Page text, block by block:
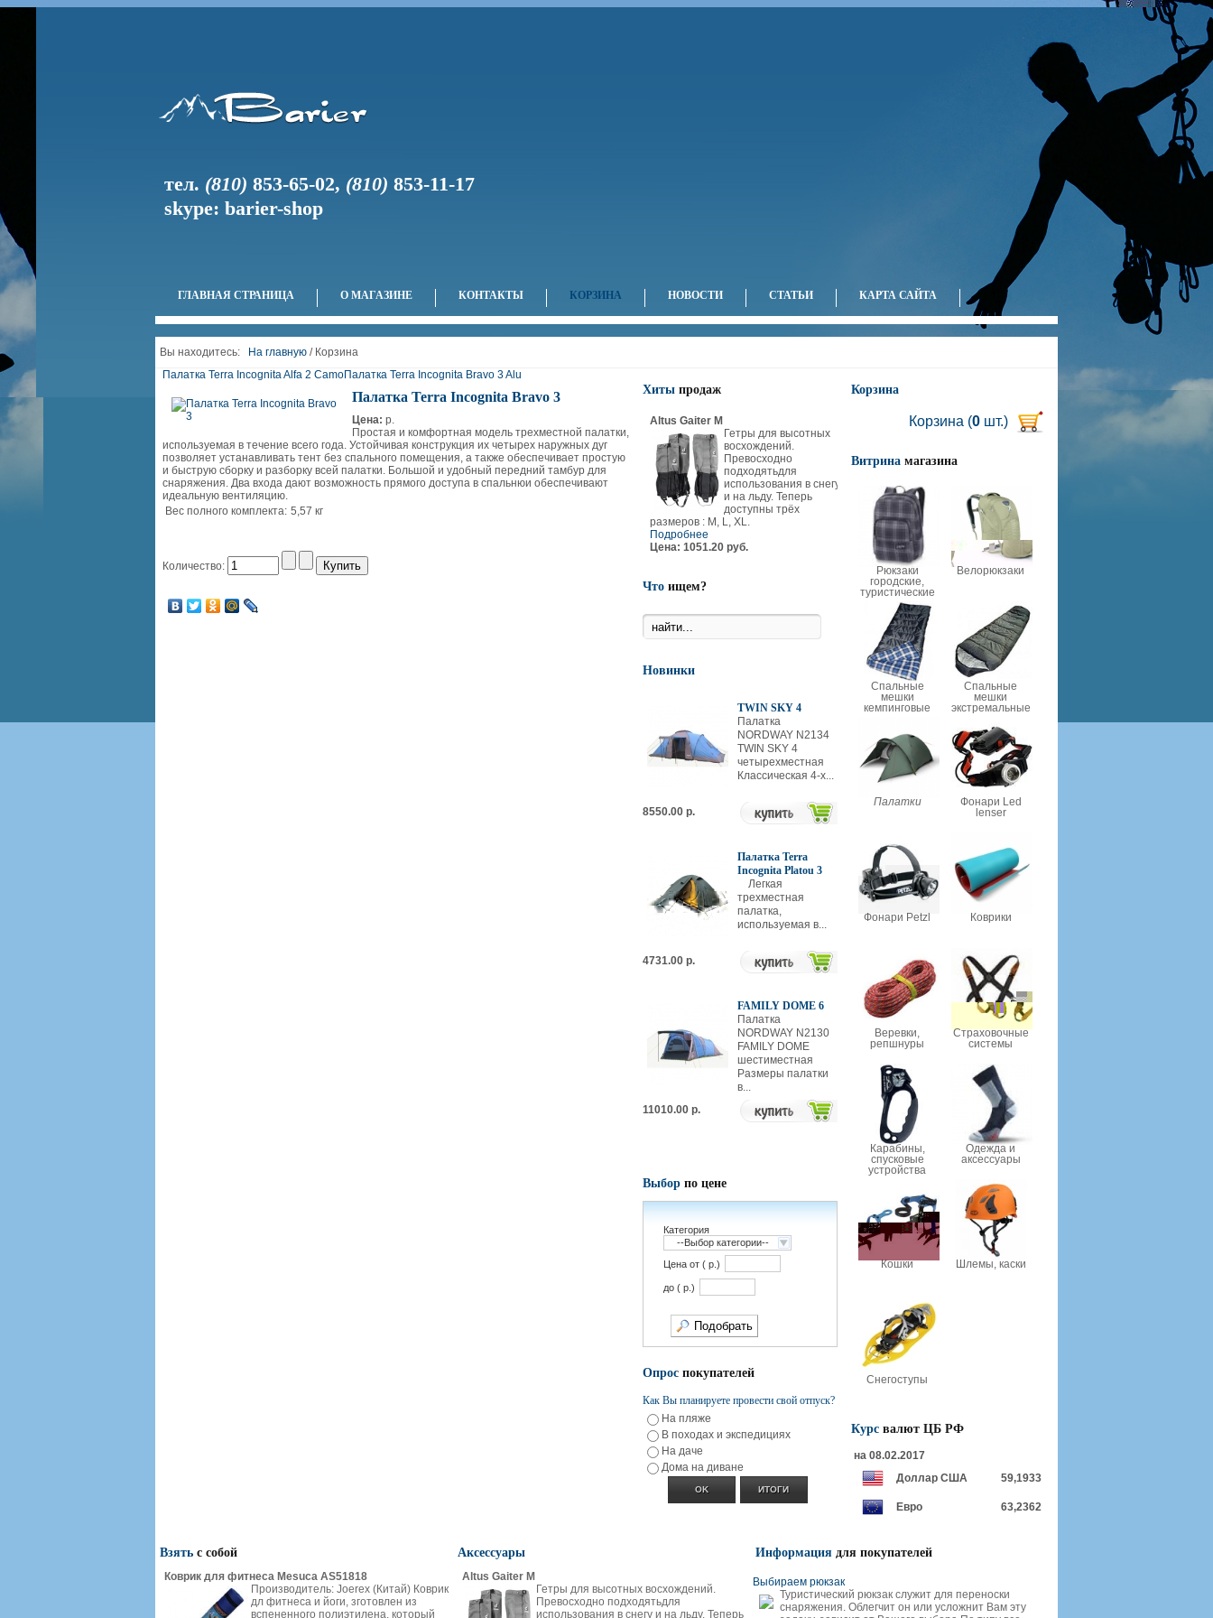
тел. (810) 853-65-02, (810) 853-11-17
skype: barier-shop
ГЛАВНАЯ СТРАНИЦА О МАГАЗИНЕ КОНТАКТЫ КОРЗИНА НОВОСТИ СТАТЬИ КАРТА САЙТА
Вы находитесь: На главную / Корзина
Палатка Terra Incognita Alfa 2 CamoПалатка Terra Incognita Bravo 3 Alu
Палатка Terra Incognita Bravo 3
Цена: p.
Простая и комфортная модель трехместной палатки,
используемая в течение всего года. Устойчивая конструкция их четырех наружных дуг
позволяет устанавливать тент без спального помещения, а также обеспечивает простую
и быструю сборку и разборку всей палатки. Большой и удобный передний тамбур для
снаряжения. Два входа дают возможность прямого доступа в спальнюи обеспечивают
идеальную вентиляцию.
Вес полного комплекта: 5,57 кг
Количество:
Хитыпродаж
Altus Gaiter M
Гетры для высотных
восхождений.
Превосходно
подходятьдля
использования в снегу
и на льду. Теперь
доступны трёх
размеров : M, L, XL.
Подробнее
Цена: 1051.20 руб.
Чтоищем?
Новинки
TWIN SKY 4
Палатка
NORDWAY N2134
TWIN SKY 4
четырехместная
Классическая 4-х...
8550.00 р.
Палатка Terra
Incognita Platou 3
Легкая
трехместная
палатка,
используемая в...
4731.00 р.
FAMILY DOME 6
Палатка
NORDWAY N2130
FAMILY DOME
шестиместная
Размеры палатки
в...
11010.00 р.
Выборпо цене
Категория
--Выбор категории--
Цена от ( p.)
до ( p.)
Опроспокупателей
Как Вы планируете провести свой отпуск?
На пляже
В походах и экспедициях
На даче
Дома на диване
Корзина
Корзина (0шт.)
Витринамагазина
Рюкзаки
городские,
туристические
Велорюкзаки
Спальные
мешки
кемпинговые
Спальные
мешки
экстремальные
Палатки
Фонари Led
lenser
Фонари Petzl Коврики
Веревки,
репшнуры
Страховочные
системы
Карабины,
спусковые
устройства
Одежда и
аксессуары
Кошки Шлемы, каски
Снегоступы
Курсвалют ЦБ РФ
на 08.02.2017
Доллар США
59,1933
Евро 63,2362
Взять с собой
Коврик для фитнеса Mesuca AS51818
Производитель: Joerex (Китай) Коврик
дл фитнеса и йоги, зготовлен из
вспененного полиэтилена, который
Аксессуары
Altus Gaiter M
Гетры для высотных восхождений.
Превосходно подходятьдля
использования в снегу и на льду. Теперь
Информация для покупателей
Выбираем рюкзак
Туристический рюкзак служит для переноски
снаряжения. Облегчит он или усложнит Вам эту
Ваша корзина пуста.